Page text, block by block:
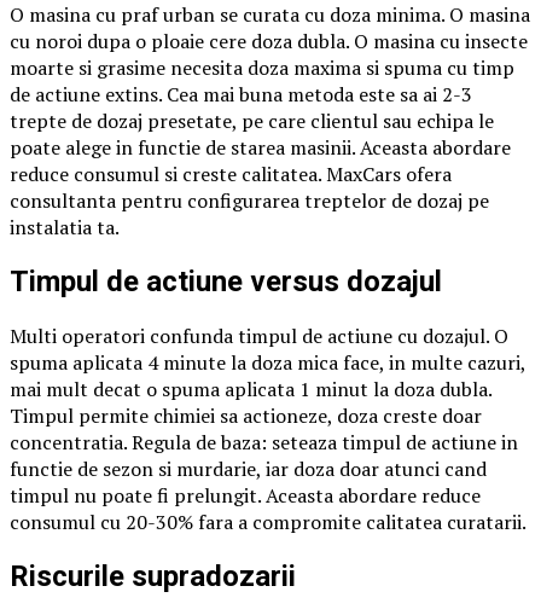
O masina cu praf urban se curata cu doza minima. O masina
cu noroi dupa o ploaie cere doza dubla. O masina cu insecte
moarte si grasime necesita doza maxima si spuma cu timp
de actiune extins. Cea mai buna metoda este sa ai 2-3
trepte de dozaj presetate, pe care clientul sau echipa le
poate alege in functie de starea masinii. Aceasta abordare
reduce consumul si creste calitatea. MaxCars ofera
consultanta pentru configurarea treptelor de dozaj pe
instalatia ta.
Timpul de actiune versus dozajul
Multi operatori confunda timpul de actiune cu dozajul. O
spuma aplicata 4 minute la doza mica face, in multe cazuri,
mai mult decat o spuma aplicata 1 minut la doza dubla.
Timpul permite chimiei sa actioneze, doza creste doar
concentratia. Regula de baza: seteaza timpul de actiune in
functie de sezon si murdarie, iar doza doar atunci cand
timpul nu poate fi prelungit. Aceasta abordare reduce
consumul cu 20-30% fara a compromite calitatea curatarii.
Riscurile supradozarii